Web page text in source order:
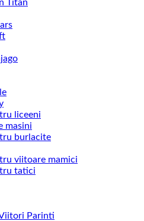
Titan
liceeni
masini
burlacite
viitoare mamici
tatici
Parinti